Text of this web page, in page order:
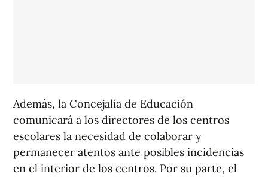
Además, la Concejalía de Educación
comunicará a los directores de los centros
escolares la necesidad de colaborar y
permanecer atentos ante posibles incidencias
en el interior de los centros. Por su parte, el